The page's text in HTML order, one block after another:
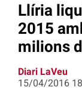
Llíria
2015
milions
Diari LaVeu
15/04/2016